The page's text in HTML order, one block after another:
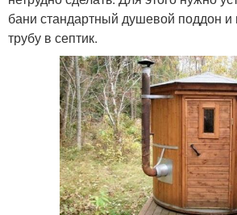
бани стандартный душевой поддон
трубу в септик.